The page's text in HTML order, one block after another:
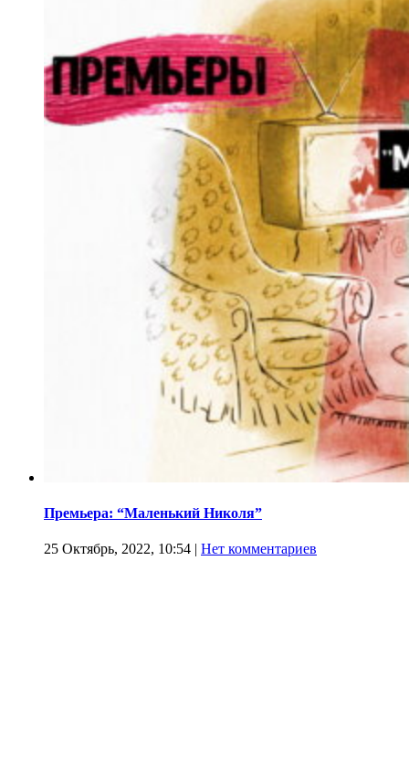
Премьера: “Маленький Николя”
25 Октябрь, 2022, 10:54 | Нет комментариев